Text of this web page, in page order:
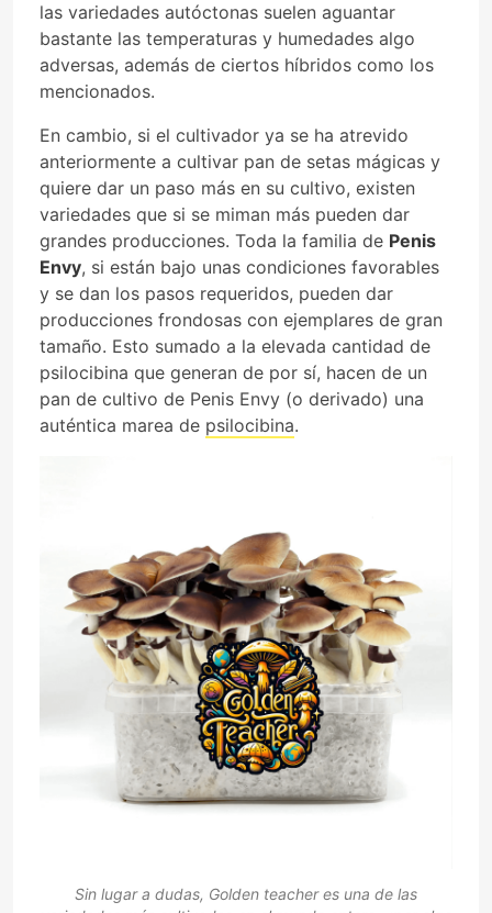
las variedades autóctonas suelen aguantar
bastante las temperaturas y humedades algo
adversas, además de ciertos híbridos como los
mencionados.
En cambio, si el cultivador ya se ha atrevido
anteriormente a cultivar pan de setas mágicas y
quiere dar un paso más en su cultivo, existen
variedades que si se miman más pueden dar
grandes producciones. Toda la familia de Penis
Envy, si están bajo unas condiciones favorables
y se dan los pasos requeridos, pueden dar
producciones frondosas con ejemplares de gran
tamaño. Esto sumado a la elevada cantidad de
psilocibina que generan de por sí, hacen de un
pan de cultivo de Penis Envy (o derivado) una
auténtica marea de psilocibina.
Sin lugar a dudas, Golden teacher es una de las